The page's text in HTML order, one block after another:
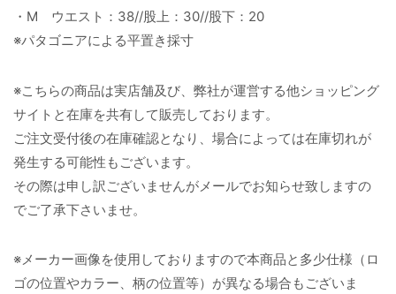
・M ウエスト：38//股上：30//股下：20
※パタゴニアによる平置き採寸
※こちらの商品は実店舗及び、弊社が運営する他ショッピング
サイトと在庫を共有して販売しております。
ご注文受付後の在庫確認となり、場合によっては在庫切れが
発生する可能性もございます。
その際は申し訳ございませんがメールでお知らせ致しますの
でご了承下さいませ。
※メーカー画像を使用しておりますので本商品と多少仕様（ロ
ゴの位置やカラー、柄の位置等）が異なる場合もございま